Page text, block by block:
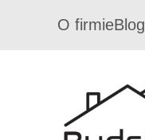
O firmieBlog